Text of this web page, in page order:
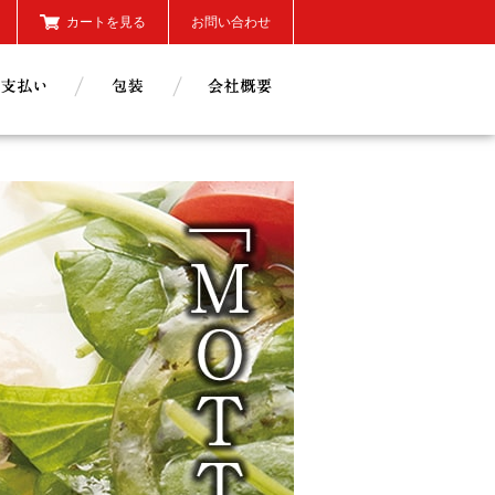
お問い合わせ
カートを見る